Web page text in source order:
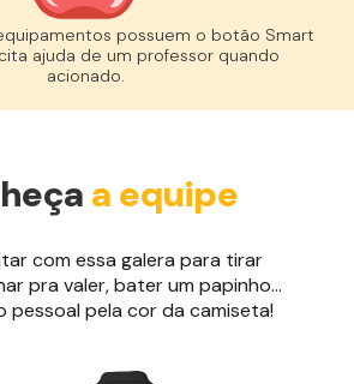
possuem o botão Smart
ajuda de um professor quando
acionado.
a equipe
com essa galera para tirar
pra valer, bater um papinho...
pessoal pela cor da camiseta!